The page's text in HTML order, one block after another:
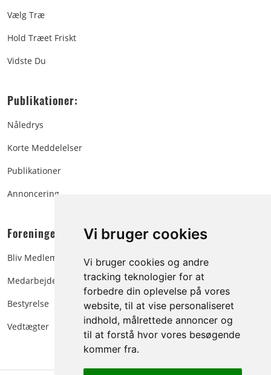
Vi bruger cookies
Vi bruger cookies og andre
tracking teknologier for at
forbedre din oplevelse på vores
website, til at vise personaliseret
indhold, målrettede annoncer og
til at forstå hvor vores besøgende
kommer fra.
Vælg Træ
Hold Træet Friskt
Vidste Du
Publikationer:
Nåledrys
Korte Meddelelser
Publikationer
Annoncering
Foreningen:
Bliv Medlem
Medarbejdere
Bestyrelse
Vedtægter